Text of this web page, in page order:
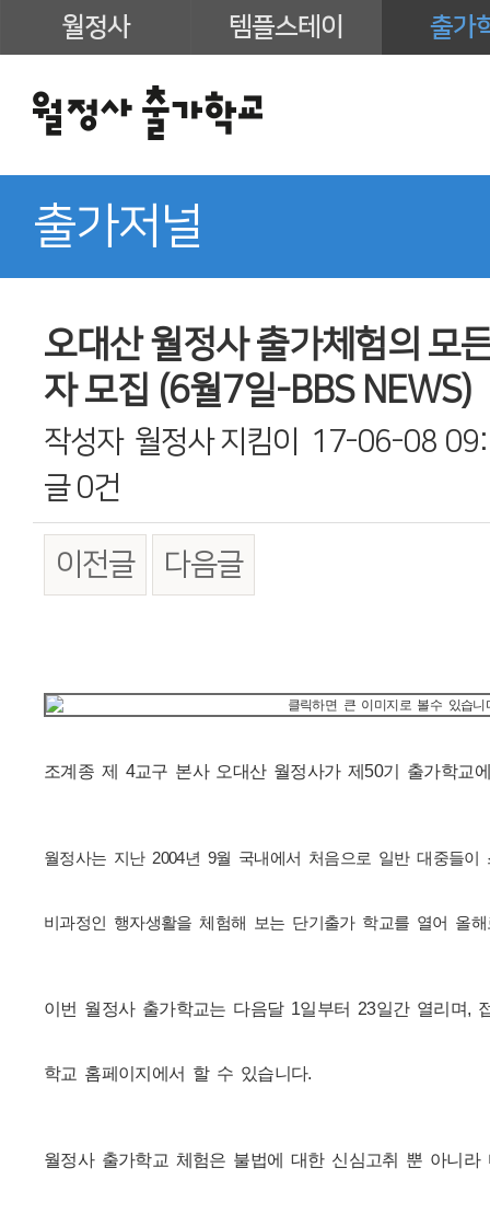
월정사 템플스테이 출가
출가저널
오대산 월정사 출가체험의 모
자 모집 (6월7일-BBS NEWS)
작성자 월정사 지킴이
17-06-08
글 0건
이전글 다음글
조계종 제 4교구 본사 오대산 월정사가 제50기 출가학교
월정사는 지난 2004년 9월 국내에서 처음으로 일반 대중들
비과정인 행자생활을 체험해 보는 단기출가 학교를 열어 올
이번 월정사 출가학교는 다음달 1일부터 23일간 열리며,
학교 홈페이지에서 할 수 있습니다.
월정사 출가학교 체험은 불법에 대한 신심고취 뿐 아니